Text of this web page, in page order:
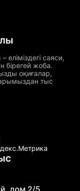
еліміздегі саяси,
бірегей жоба.
оқиғалар,
тыс
дом 2/5